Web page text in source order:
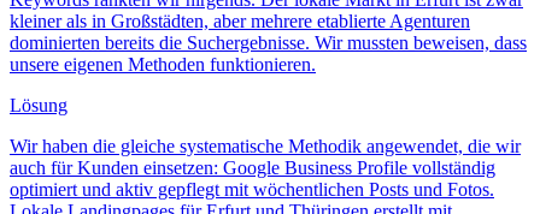
kleiner als in Großstädten, aber mehrere etablierte Agenturen
dominierten bereits die Suchergebnisse. Wir mussten beweisen, dass
unsere eigenen Methoden funktionieren.
Lösung
Wir haben die gleiche systematische Methodik angewendet, die wir
auch für Kunden einsetzen: Google Business Profile vollständig
optimiert und aktiv gepflegt mit wöchentlichen Posts und Fotos.